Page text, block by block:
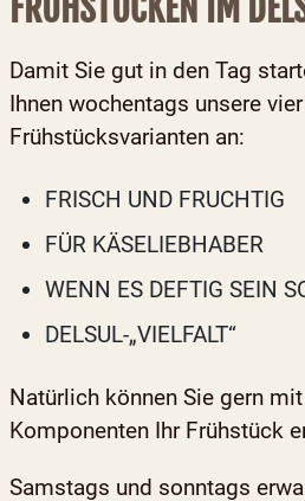
FRÜHSTÜCKEN IM
Damit Sie gut in den Tag
Ihnen wochentags unsere
Frühstücksvarianten an:
FRISCH UND FRUCHTIG
FÜR KÄSELIEBHABER
WENN ES DEFTIG SEIN
DELSUL-„VIELFALT“
Natürlich können Sie gern
Komponenten Ihr Frühstück
Samstags und sonntags